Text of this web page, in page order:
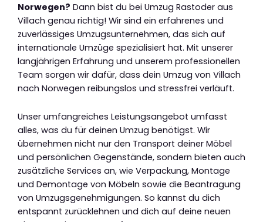
Norwegen? Dann bist du bei Umzug Rastoder aus
Villach genau richtig! Wir sind ein erfahrenes und
zuverlässiges Umzugsunternehmen, das sich auf
internationale Umzüge spezialisiert hat. Mit unserer
langjährigen Erfahrung und unserem professionellen
Team sorgen wir dafür, dass dein Umzug von Villach
nach Norwegen reibungslos und stressfrei verläuft.
Unser umfangreiches Leistungsangebot umfasst
alles, was du für deinen Umzug benötigst. Wir
übernehmen nicht nur den Transport deiner Möbel
und persönlichen Gegenstände, sondern bieten auch
zusätzliche Services an, wie Verpackung, Montage
und Demontage von Möbeln sowie die Beantragung
von Umzugsgenehmigungen. So kannst du dich
entspannt zurücklehnen und dich auf deine neuen